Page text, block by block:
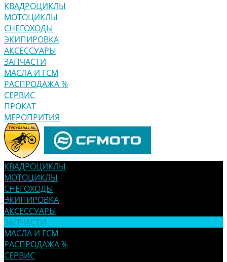
КВАДРОЦИКЛЫ
МОТОЦИКЛЫ
СНЕГОХОДЫ
ЭКИПИРОВКА
АКСЕССУАРЫ
ЗАПЧАСТИ
МАСЛА И ГСМ
РАСПРОДАЖА %
СЕРВИС
ПРОКАТ
МЕРОПРИТИЯ
КВАДРОЦИКЛЫ
МОТОЦИКЛЫ
СНЕГОХОДЫ
ЭКИПИРОВКА
АКСЕССУАРЫ
ЗАПЧАСТИ
МАСЛА И ГСМ
РАСПРОДАЖА %
СЕРВИС